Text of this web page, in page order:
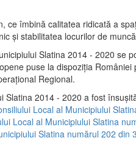
ce îmbină calitatea ridicată a
şi stabilitatea locurilor de
Slatina 2014 - 2020 se
puse la dispoziţia României
Regional.
Slatina 2014 - 2020 a fost
Local al Municipiului
Local al Municipiului Slatina
Slatina numărul 202 din